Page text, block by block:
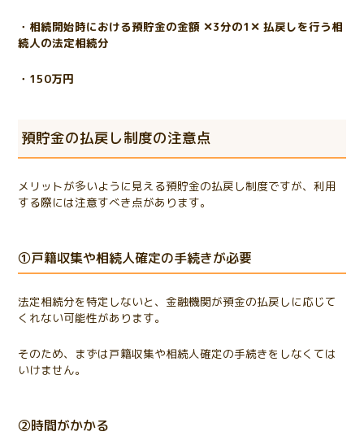
・相続開始時における預貯金の金額 ✕3分の1✕ 払戻しを行う相
続人の法定相続分
・150万円
預貯金の払戻し制度の注意点
メリットが多いように見える預貯金の払戻し制度ですが、利用
する際には注意すべき点があります。
①戸籍収集や相続人確定の手続きが必要
法定相続分を特定しないと、金融機関が預金の払戻しに応じて
くれない可能性があります。
そのため、まずは戸籍収集や相続人確定の手続きをしなくては
いけません。
②時間がかかる